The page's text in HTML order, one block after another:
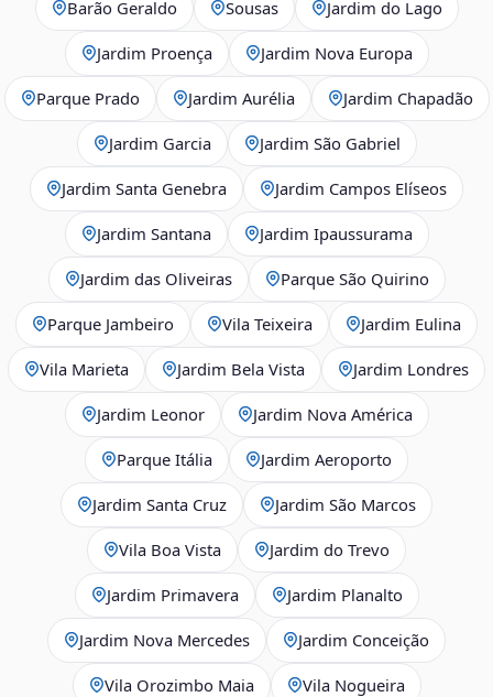
Barão Geraldo Sousas Jardim do Lago
Jardim Proença Jardim Nova Europa
Parque Prado Jardim Aurélia Jardim Chapadão
Jardim Garcia Jardim São Gabriel
Jardim Santa Genebra Jardim Campos Elíseos
Jardim Santana Jardim Ipaussurama
Jardim das Oliveiras Parque São Quirino
Parque Jambeiro Vila Teixeira Jardim Eulina
Vila Marieta Jardim Bela Vista Jardim Londres
Jardim Leonor Jardim Nova América
Parque Itália Jardim Aeroporto
Jardim Santa Cruz Jardim São Marcos
Vila Boa Vista Jardim do Trevo
Jardim Primavera Jardim Planalto
Jardim Nova Mercedes Jardim Conceição
Vila Orozimbo Maia Vila Nogueira